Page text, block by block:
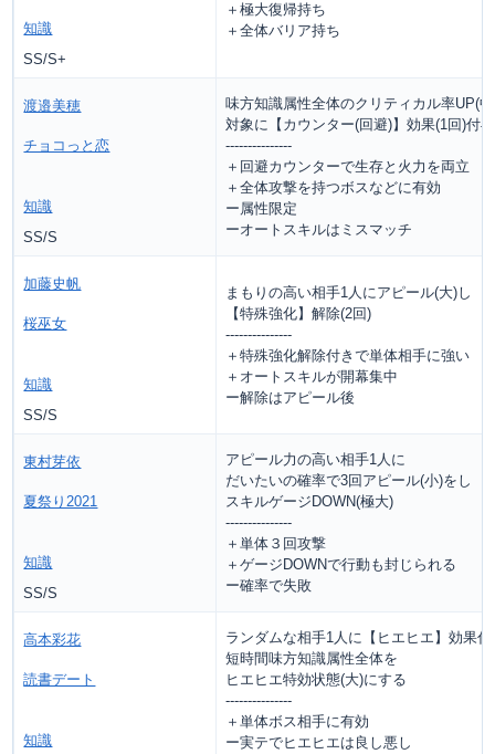
知識
SS/S+
＋極大復帰持ち
＋全体バリア持ち
渡邉美穂
チョコっと恋
知識
SS/S
味方知識属性全体のクリティカル率UP(
対象に【カウンター(回避)】効果(1回)付与
---------------
＋回避カウンターで生存と火力を両立
＋全体攻撃を持つボスなどに有効
ー属性限定
ーオートスキルはミスマッチ
加藤史帆
桜巫女
知識
SS/S
まもりの高い相手1人にアピール(大)し
【特殊強化】解除(2回)
---------------
＋特殊強化解除付きで単体相手に強い
＋オートスキルが開幕集中
ー解除はアピール後
東村芽依
夏祭り2021
知識
SS/S
アピール力の高い相手1人に
だいたいの確率で3回アピール(小)をし
スキルゲージDOWN(極大)
---------------
＋単体３回攻撃
＋ゲージDOWNで行動も封じられる
ー確率で失敗
高本彩花
読書デート
知識
ランダムな相手1人に【ヒエヒエ】効果付
短時間味方知識属性全体を
ヒエヒエ特効状態(大)にする
---------------
＋単体ボス相手に有効
ー実テでヒエヒエは良し悪し